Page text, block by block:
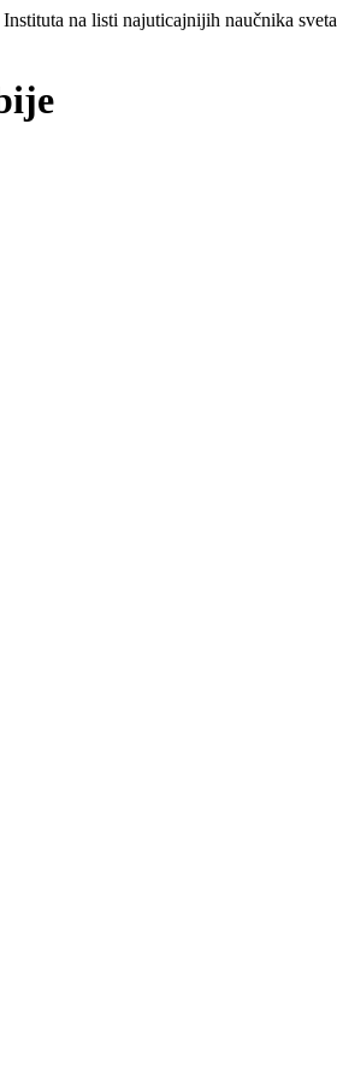
na listi najuticajnijih naučnika sveta